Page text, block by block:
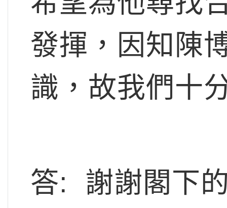
發揮，因知陳
識，故我們十
答: 謝謝閣下